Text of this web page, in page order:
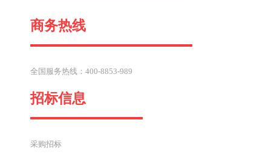
商务热线
全国服务热线：400-8853-989
招标信息
采购招标